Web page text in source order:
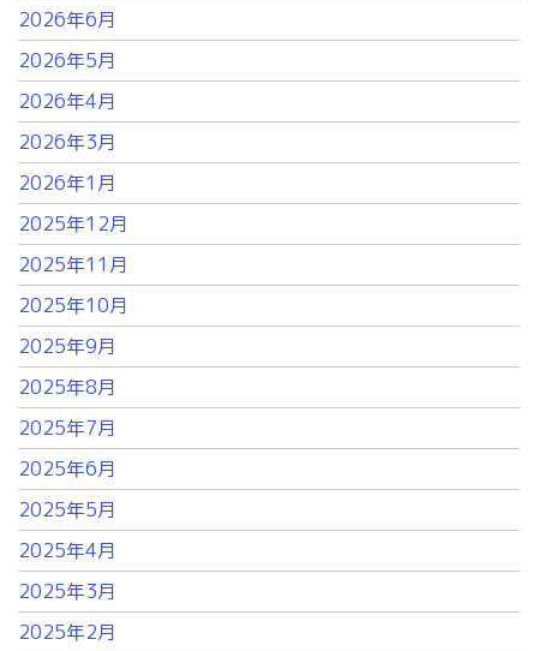
2026年6月
2026年5月
2026年4月
2026年3月
2026年1月
2025年12月
2025年11月
2025年10月
2025年9月
2025年8月
2025年7月
2025年6月
2025年5月
2025年4月
2025年3月
2025年2月